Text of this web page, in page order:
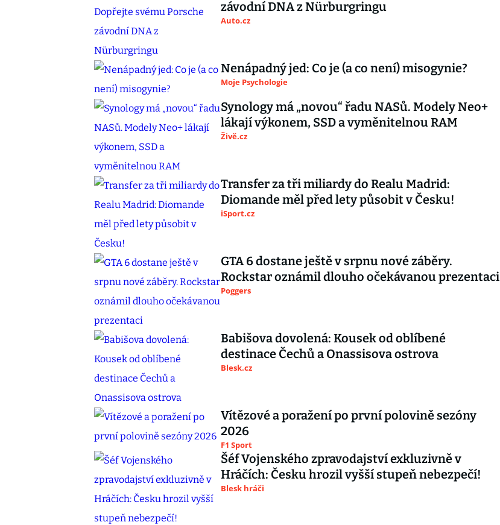
závodní DNA z Nürburgringu
Auto.cz
Nenápadný jed: Co je (a co není) misogynie?
Moje Psychologie
Synology má „novou“ řadu NASů. Modely Neo+
lákají výkonem, SSD a vyměnitelnou RAM
Živě.cz
Transfer za tři miliardy do Realu Madrid:
Diomande měl před lety působit v Česku!
iSport.cz
GTA 6 dostane ještě v srpnu nové záběry.
Rockstar oznámil dlouho očekávanou prezentaci
Poggers
Babišova dovolená: Kousek od oblíbené
destinace Čechů a Onassisova ostrova
Blesk.cz
Vítězové a poražení po první polovině sezóny
2026
F1 Sport
Šéf Vojenského zpravodajství exkluzivně v
Hráčích: Česku hrozil vyšší stupeň nebezpečí!
Blesk hráči